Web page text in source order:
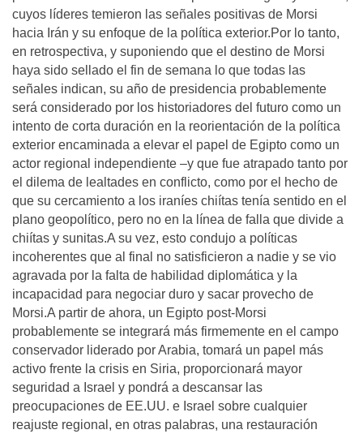
cuyos líderes temieron las señales positivas de Morsi
hacia Irán y su enfoque de la política exterior.Por lo tanto,
en retrospectiva, y suponiendo que el destino de Morsi
haya sido sellado el fin de semana lo que todas las
señales indican, su año de presidencia probablemente
será considerado por los historiadores del futuro como un
intento de corta duración en la reorientación de la política
exterior encaminada a elevar el papel de Egipto como un
actor regional independiente –y que fue atrapado tanto por
el dilema de lealtades en conflicto, como por el hecho de
que su cercamiento a los iraníes chiítas tenía sentido en el
plano geopolítico, pero no en la línea de falla que divide a
chiítas y sunitas.A su vez, esto condujo a políticas
incoherentes que al final no satisficieron a nadie y se vio
agravada por la falta de habilidad diplomática y la
incapacidad para negociar duro y sacar provecho de
Morsi.A partir de ahora, un Egipto post-Morsi
probablemente se integrará más firmemente en el campo
conservador liderado por Arabia, tomará un papel más
activo frente la crisis en Siria, proporcionará mayor
seguridad a Israel y pondrá a descansar las
preocupaciones de EE.UU. e Israel sobre cualquier
reajuste regional, en otras palabras, una restauración